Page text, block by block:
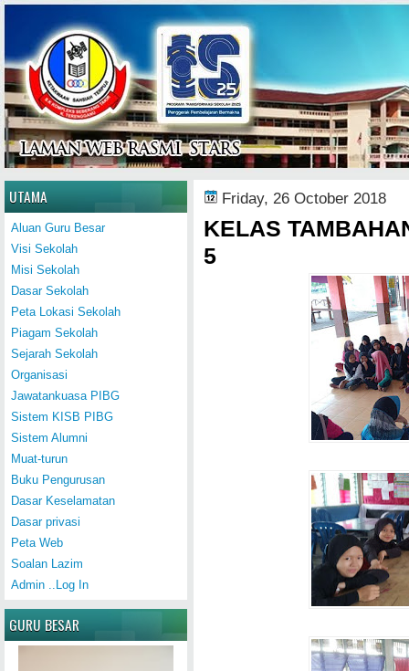
Home
Friday, 26 October 2018
KELAS
5
UTAMA
Aluan Guru Besar
Visi Sekolah
Misi Sekolah
Dasar Sekolah
Peta Lokasi Sekolah
Piagam Sekolah
Sejarah Sekolah
Organisasi
Jawatankuasa PIBG
Sistem KISB PIBG
Sistem Alumni
Muat-turun
Buku Pengurusan
Dasar Keselamatan
Dasar privasi
Peta Web
Soalan Lazim
Admin ..Log In
GURU BESAR